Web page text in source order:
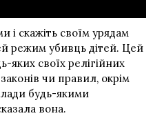
і скажіть своїм урядам
режим убивць дітей. Цей
своїх релігійних
чи правил, окрім
будь-якими
вона.